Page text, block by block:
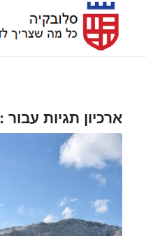
ארכיון תגיות עבור :